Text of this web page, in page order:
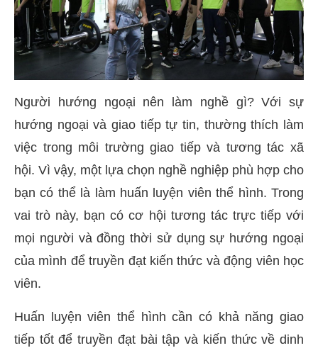
Người hướng ngoại nên làm nghề gì? Với sự
hướng ngoại và giao tiếp tự tin, thường thích làm
việc trong môi trường giao tiếp và tương tác xã
hội. Vì vậy, một lựa chọn nghề nghiệp phù hợp cho
bạn có thể là làm huấn luyện viên thể hình. Trong
vai trò này, bạn có cơ hội tương tác trực tiếp với
mọi người và đồng thời sử dụng sự hướng ngoại
của mình để truyền đạt kiến ​​thức và động viên học
viên.
Huấn luyện viên thể hình cần có khả năng giao
tiếp tốt để truyền đạt bài tập và kiến thức về dinh